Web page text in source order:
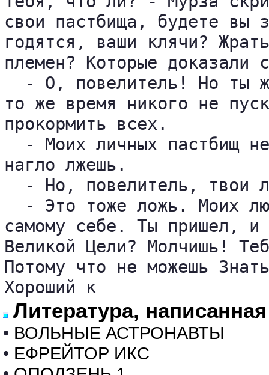
свои пастбища, будете вы
годятся, ваши клячи?
племен? Которые
- О, повелитель! Но ты
то же время никого не
прокормить всех.
- Моих личных пастбищ
нагло лжешь.
- Но, повелитель, твои
- Это тоже ложь. Моих
самому себе. Ты пришел,
Великой Цели? Молчишь!
Потому что не можешь
Хороший к
Литература,
• ВОЛЬНЫЕ АСТРОНАВТЫ
• ЕФРЕЙТОР ИКС